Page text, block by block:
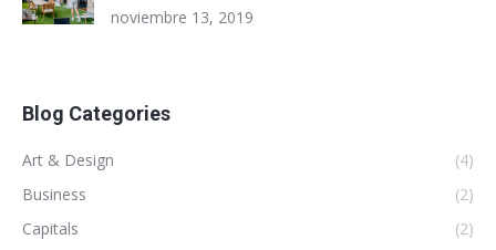
noviembre 13, 2019
Blog Categories
Art & Design
(4)
Business
(2)
Capitals
(2)